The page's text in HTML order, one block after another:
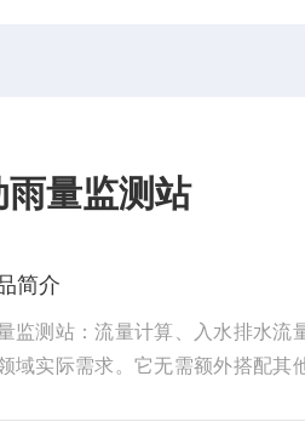
雨量监测站
简介
监测站：流量计算、入水排水
域实际需求。它无需额外搭配其